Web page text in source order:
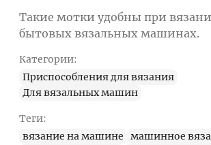
Такие мотки удобны при
бытовых вязальных машинах.
Категории:
Приспособления для вязания
Для вязальных машин
Теги:
вязание на машине
машинное